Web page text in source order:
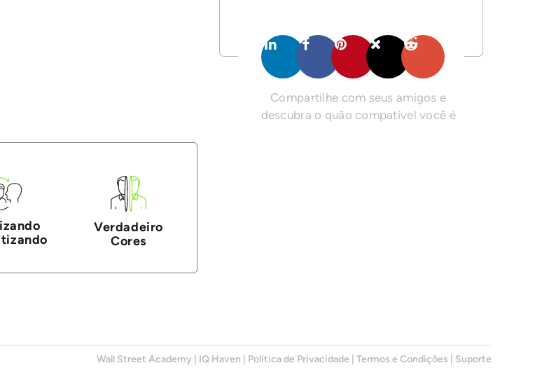
Compartilhe com seus amigos e
descubra o quão compatível você é
Verdadeiro
Cores
Wall Street Academy IQ Haven Política de Privacidade Termos e Condições Suporte